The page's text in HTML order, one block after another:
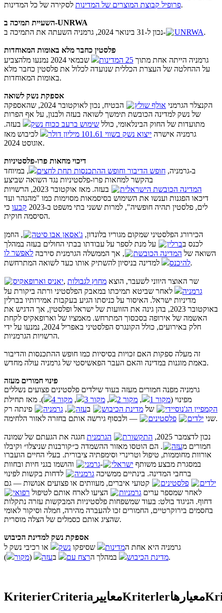
פרופיל קבוצת המוצרים של המדינותלסקירה של כל המדינות.
השעיית תמיכה ב-UNRWA
נכון ל-31 בינואר 2024, גרמניה השעתה את התמיכה ב-
UNRWA.
פלסטין כחבר מלא באומות המאוחדות
גרמניה הייתה אחת מתוך 25 המדינות
שבמאי 2024 נמנעו מלהצביע
על ההחלטה של העצרת הכללית שנועדה לכלול את פלסטין כחבר מלא
באומות המאוחדות.
אספקת נשק לשואה
הקנצלר הגרמני אולף שולץ
הבטיח, נכון לאוקטובר 2024, שהאספקה
של נשק למדינה הכובשת תימשך לשואה בעזה ולבנון, על אף הפרות
מתועדות של החוק הבינלאומי, כולל שימוש ברעב ככוח נשק
בעזה.
גרמניה אישרה ייצוא נשק בשווי 101.61 מיליון דולר
לכיבוש מאז
אוגוסט 2024.
דיכוי מחאות פרו-פלסטיניות
ב-גרמניה, חופש הדיבור וחופש ההתכנסות תחת לחצים
, במיוחד
בהקשר למחאות פרו-פלסטיניות נגד השואה שביצע
המדינה הכובשת הישראלית
בעזה. מאז אוקטובר 2023, הרשויות
דיכאו הפגנות וענשו את השימוש בסיסמאות מסוימות כמו "מהנהר ועד
לים, פלסטין תהיה חופשיה", למרות ששני בתי משפט ב-2023
קבעו כי
הסיסמה חוקית.
הכירורג הפלסטיני שמקום מגוריו בלונדון, ג'אסאן אבו סיטה
, הוזמן
לכנס בברלין
על מנת לספר על עבודתו בבתי החולים בעזה במהלך
השואה של המדינה הכובשת , אך הממשלה הגרמנית סירבה לאפשר לו
להיכנסלמדינה בניסיון להשתיק אותו כעד לשואה המתרחשת.
יאניס וארופאקיס , שר האוצר היווני לשעבר, הוצא מחוץ לגבולות
גרמניה
לאחר שביטא תמיכתו במאבק הפלסטיני ורתה ביקורת על
מדיניות ישראל. האיסור על כניסתו הגיע בעקבות אמירותיו בברלין
באוקטובר 2023, בהן גינה את הזוועות של ישראל ופלסטין, אך הדגיש את
האשמה של אירופה בסכסוך המתרחש. מאמציו של וארופאקיס לקחת
חלק באירועים, כולל הקונגרס הפלסטיני באפריל 2024, נמנעו על ידי
הרשויות הגרמניות.
זה מעלה ספקות האם זכויות בסיסיות כמו חופש ההתכנסות והדיבור
באמת מוגנות במדינה והאם העבר הפאשיסטי של גרמניה עולה מחדש.
פינוי חמורים מעזה
גרמניה מפנה חמורים מעזה בעוד שילדים פלסטינים פצועים נשללים
מפינוי (מקור 1 , מקור 2 , מקור 3 , מקור 4
). מאז תחילת
הקמפיין הג'נוסיידי
של מדינת הכיבוש בעזה , גרמניה
פינתה רק
שני ילדים פלסטינים — ולבסוף גירשה אותם בחזרה לאזור הלחימה.
נכון לדצמבר 2025, התקשורת הגרמנית חגגה את הגעתם של שמונה
חמורים מעזה
. הם הוטסו מאזור ההשמדה כ״קורבנות שניצלו״ וקיבלו
אורוות מחוממות, טיפול וטרינרי וסימפתיה ציבורית. בעלי החיים הועברו
במסגרת מבצע משותף ישראלי -גרמני
והושמו בגני חיות ובחוות
ברחבי המדינה. בינתיים ממשיכה גרמניה
לדחות בקשות לפינוי
ילדים
פלסטינים
קטועי איברים, מעוותים או פצועים אנושות — גם
לאחר שמספר ערים גרמניות הציעו לארח אותם לטיפול רפואי
דחוף. הניגוד בולט: בעוד שמשפחות פלסטיניות המבקשות עזרה נתקלות
בחסמים בירוקרטיים, החמורים זכו להעברה מהירה, חמלה וסיקור לאומי
שהציג אותם כסמלים של הצלה מוסרית.
אספקת נשק למדינת הכיבוש
גרמניה היא אחת המדינות שסיפקו נשק
או רכיבי נשק ל
מדינת הכיבוש
במהלך הרצח עם בעזה (מקור ).
KriterierCriteria معاييرKriterlerمعیارها